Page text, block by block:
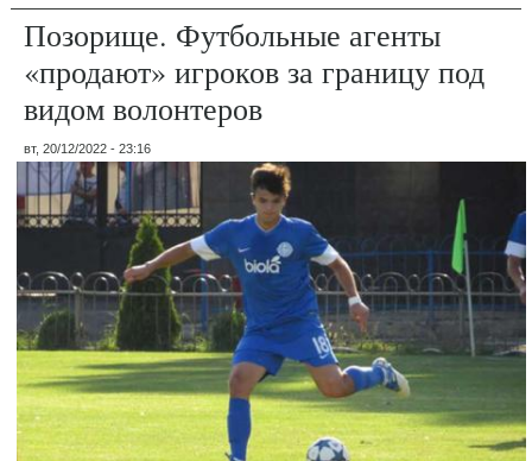
Позорище. Футбольные агенты
«продают» игроков за границу под
видом волонтеров
вт, 20/12/2022 - 23:16